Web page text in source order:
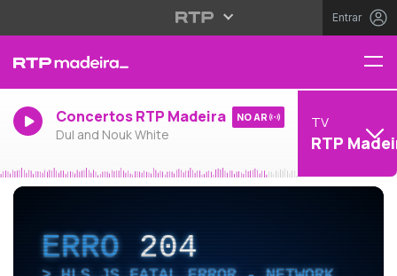
Entrar
Concertos RTP Madeira
Dul and Nouk White
NO AR TV
RTP
ERRO204